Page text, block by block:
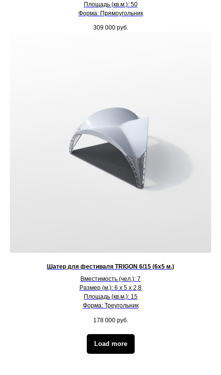
Площадь (кв.м.): 50
Форма: Прямоугольник
309 000 руб.
Шатер для фестиваля TRIGON 6/15 (6х5 м.)
Вместимость (чел.): 7
Размер (м.): 6 х 5 х 2,8
Площадь (кв.м.): 15
Форма: Треугольник
178 000 руб.
Load more